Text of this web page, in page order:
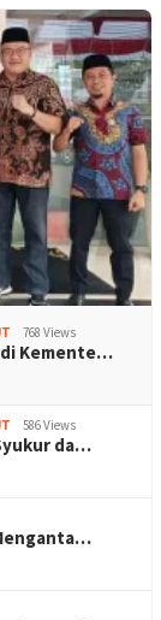
768 Views
di Kemente…
586 Views
da…